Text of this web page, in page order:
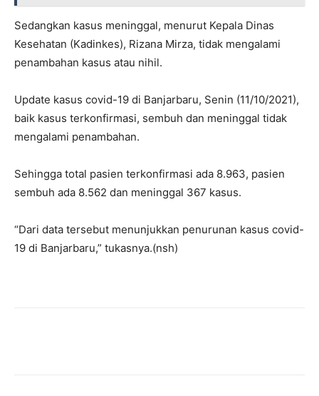
Sedangkan kasus meninggal, menurut Kepala Dinas
Kesehatan (Kadinkes), Rizana Mirza, tidak mengalami
penambahan kasus atau nihil.
Update kasus covid-19 di Banjarbaru, Senin (11/10/2021),
baik kasus terkonfirmasi, sembuh dan meninggal tidak
mengalami penambahan.
Sehingga total pasien terkonfirmasi ada 8.963, pasien
sembuh ada 8.562 dan meninggal 367 kasus.
“Dari data tersebut menunjukkan penurunan kasus covid-
19 di Banjarbaru,” tukasnya.(nsh)